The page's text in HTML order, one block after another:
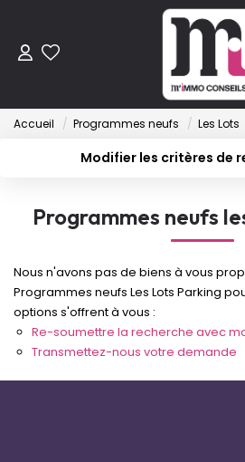
ACHETER
Anciens
Programmes
VENDRE
LOUER
ESTIMER
Accueil Programmes neufs Les Lots
Modifier les critères de
Sélectionnez...
Type de bien
Budget max
Programmes neufs
Nous n'avons pas de biens à vous
Programmes neufs Les Lots Parking
options s'offrent à vous :
Re-soumettre la recherche avec
Transmettez-nous votre demande